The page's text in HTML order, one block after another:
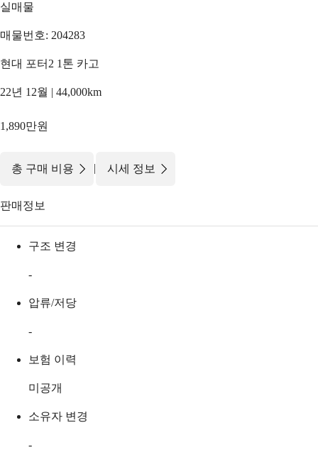
실매물
매물번호: 204283
현대 포터2 1톤 카고
22년 12월 | 44,000km
1,890만원
총 구매 비용 | 시세 정보
판매정보
구조 변경
-
압류/저당
-
보험 이력
미공개
소유자 변경
-